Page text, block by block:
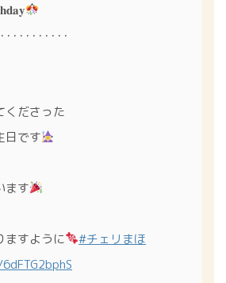
･･････････
くださった
日です
ます
ますように
#チェリまほ